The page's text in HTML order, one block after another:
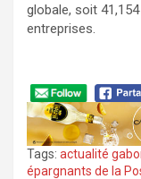
globale, soit
entreprises.
Tags: actualité
épargnants de la